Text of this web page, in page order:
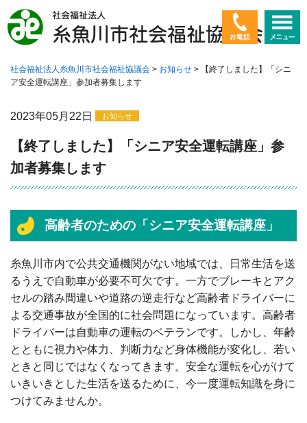
ホーム
高齢者に関すること
障害者に関すること
子ども・若者に関すること
暮らしに関すること
ボランティア
ビーチホールまがたま
介護センターにじ
お知らせ
社会福祉法人糸魚川市社会福祉協議会 > お知らせ >
【終了しました】「シニ
ア安全運転講座」参加者募集します
2023年05月22日 お知らせ
【終了しました】「シニア安全運転講座」参
加者募集します
高齢者のための「シニア安全運転講座」
糸魚川市内で公共交通機関がない地域では、日常生活を送
るうえで自動車が必要不可欠です。一方でブレーキとアク
セルの踏み間違いや道路の逆走行など高齢者ドライバーに
よる交通事故が全国的に社会問題になっています。高齢者
ドライバーは自動車の運転のベテランです。しかし、年齢
とともに視力や体力、判断力など身体機能が変化し、若い
ときと同じではなくなってきます。安全な運転を心がけて
いきいきとした生活を送るために、今一度運転知識を身に
つけてみませんか。